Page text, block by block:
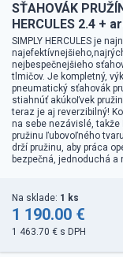
SŤAHOVÁK
HERCULES 2.4 +
SIMPLY HERCULES je
nejbespečnejšieho
tlmičov. Je kompletný,
pneumatický sťahovák
stiahnúť akúkoľvek
teraz je aj reverzibilný!
na sebe nezávislé, takže
pružinu ľubovoľného
drží pružinu, aby práca
bezpečná, jednoduchá a
Na sklade: 1 ks
1 190.00 €
1 463.70 € s DPH